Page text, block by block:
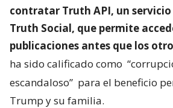
contratar Truth API, un servicio
Truth Social, que permite
publicaciones antes que los
ha sido calificado como
escandaloso” para el beneficio
Trump y su familia.